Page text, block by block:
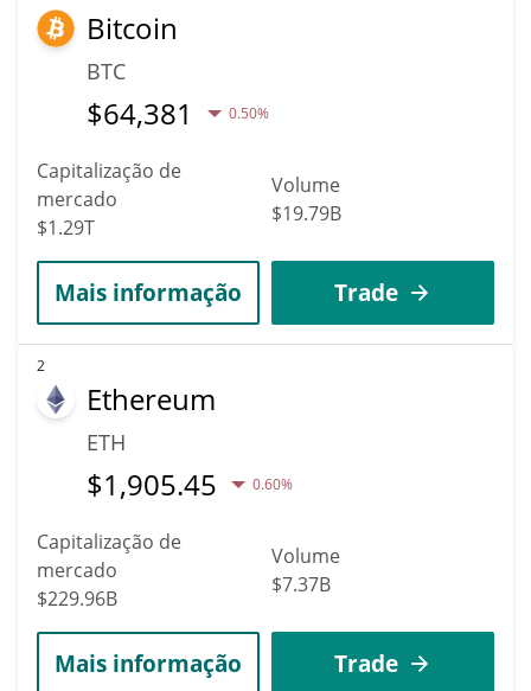
Bitcoin
BTC
$64,381 0.50%
Capitalização de
mercado
$1.29T
Volume
$19.79B
Mais informação Trade
2
Ethereum
ETH
$1,905.45 0.60%
Capitalização de
mercado
$229.96B
Volume
$7.37B
Mais informação Trade